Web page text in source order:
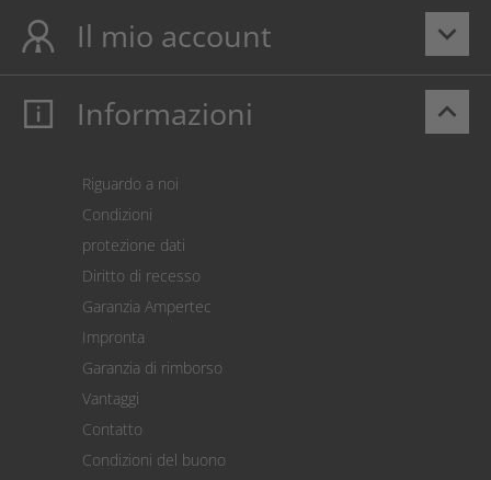
keyboard_arrow_down
Il mio account
Il mio account
Pagamento
Restituzione della merce
Calcolatore dei costi
Impostazioni dei cookie
keyboard_arrow_up
Informazioni
Riguardo a noi
Condizioni
protezione dati
Diritto di recesso
Garanzia Ampertec
Impronta
Garanzia di rimborso
Vantaggi
Contatto
Condizioni del buono